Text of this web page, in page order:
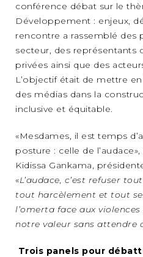
conférence débat sur le
Développement : enjeux,
rencontre a rassemblé des
secteur, des représentants
privées ainsi que des
L’objectif était de mettre
des médias dans la
inclusive et équitable.
«Mesdames, il est temps
posture : celle de
Kidissa Gankama,
«L’audace, c’est refuser
tout harcèlement et tout
l’omerta face aux
notre valeur sans attendre
Trois panels pour